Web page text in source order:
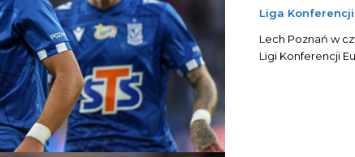
Liga Konferencji
Lech Poznań w
Ligi Konferencji